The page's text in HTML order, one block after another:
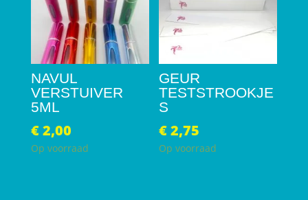
NAVUL
VERSTUIVER
5ML
€2,00
Op voorraad
GEUR
TESTSTROOKJE
S
€2,75
Op voorraad